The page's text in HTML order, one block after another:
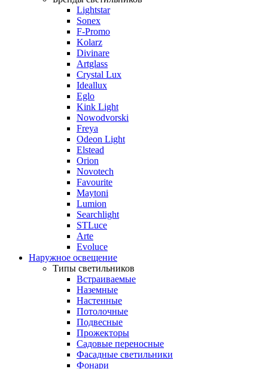
Lightstar
Sonex
F-Promo
Kolarz
Divinare
Artglass
Crystal Lux
Ideallux
Eglo
Kink Light
Nowodvorski
Freya
Odeon Light
Elstead
Orion
Novotech
Favourite
Maytoni
Lumion
Searchlight
STLuce
Arte
Evoluce
Наружное освещение
Типы светильников
Встраиваемые
Наземные
Настенные
Потолочные
Подвесные
Прожекторы
Садовые переносные
Фасадные светильники
Фонари